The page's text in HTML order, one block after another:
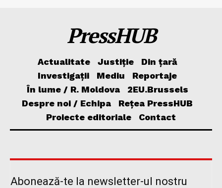
PressHUB
Actualitate Justiție
Din țară
Investigații
Mediu
Reportaje
În lume / R. Moldova
2EU.Brussels
Despre noi / Echipa
Rețea PressHUB
Proiecte editoriale
Contact
Abonează-te la newsletter-ul nostru